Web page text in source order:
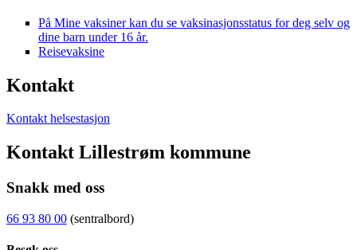
På Mine vaksiner kan du se vaksinasjonsstatus for deg selv og
dine barn under 16 år.
Reisevaksine
Kontakt
Kontakt helsestasjon
Kontakt Lillestrøm kommune
Snakk med oss
66 93 80 00 (sentralbord)